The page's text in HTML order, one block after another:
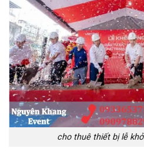
cho thuê thiết bị lễ